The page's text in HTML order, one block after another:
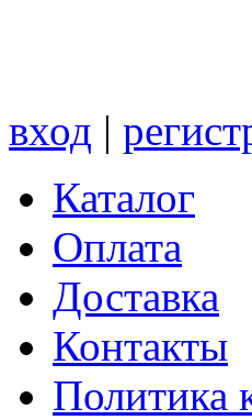
вход |
Каталог
Оплата
Доставка
Контакты
Политика